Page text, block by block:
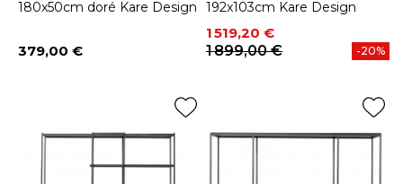
180x50cm doré Kare Design
Prix
379,00 €
192x103cm Kare Design
Prix
1 519,20 €
Prix de base
1 899,00 €
-20%